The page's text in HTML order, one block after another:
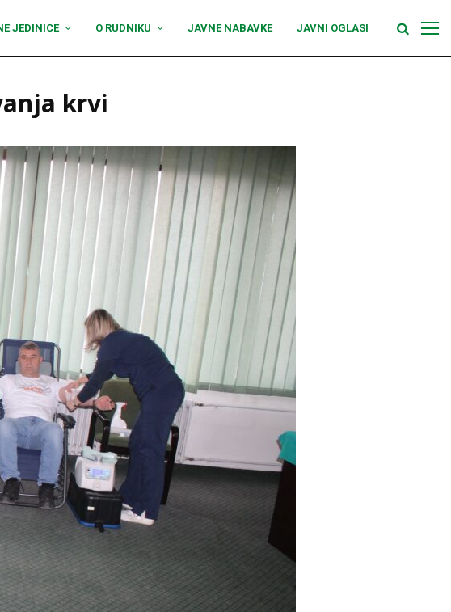
JEDINICE O RUDNIKU JAVNE NABAVKE JAVNI OGLASI
krvi